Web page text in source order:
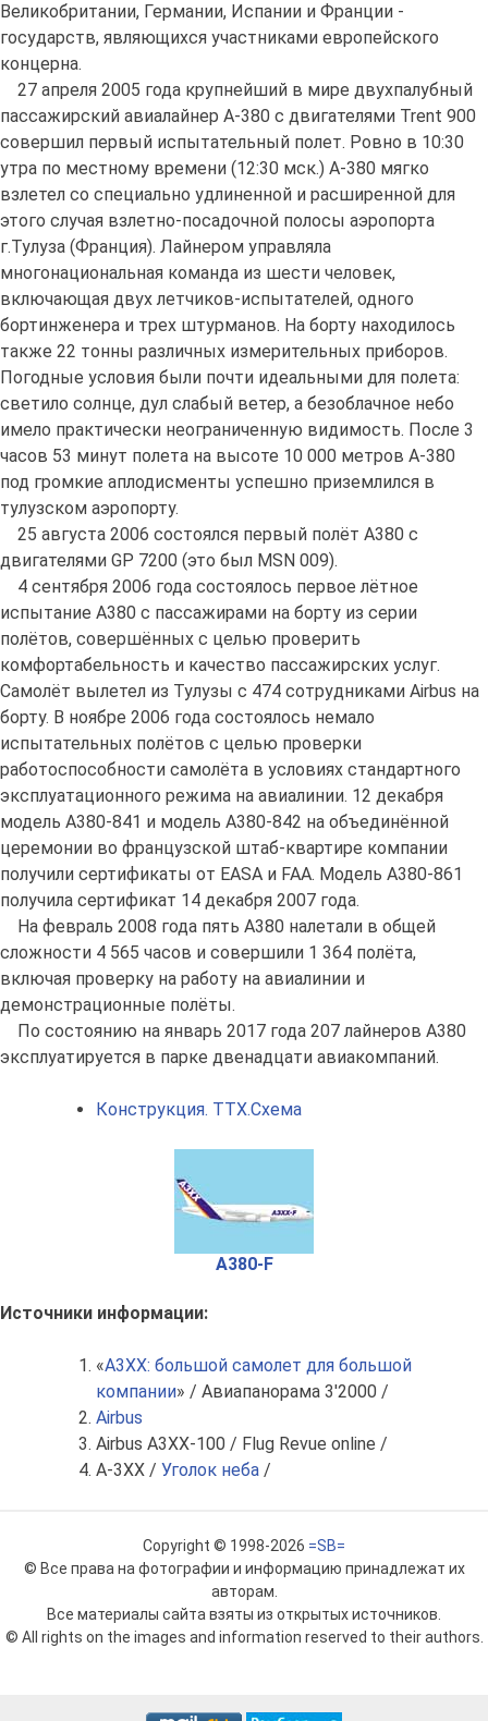
Великобритании, Германии, Испании и Франции -
государств, являющихся участниками европейского
концерна.
27 апреля 2005 года крупнейший в мире двухпалубный
пассажирский авиалайнер А-380 с двигателями Trent 900
совершил первый испытательный полет. Ровно в 10:30
утра по местному времени (12:30 мск.) А-380 мягко
взлетел со специально удлиненной и расширенной для
этого случая взлетно-посадочной полосы аэропорта
г.Тулуза (Франция). Лайнером управляла
многонациональная команда из шести человек,
включающая двух летчиков-испытателей, одного
бортинженера и трех штурманов. На борту находилось
также 22 тонны различных измерительных приборов.
Погодные условия были почти идеальными для полета:
светило солнце, дул слабый ветер, а безоблачное небо
имело практически неограниченную видимость. После 3
часов 53 минут полета на высоте 10 000 метров А-380
под громкие аплодисменты успешно приземлился в
тулузском аэропорту.
25 августа 2006 состоялся первый полёт A380 с
двигателями GP 7200 (это был MSN 009).
4 сентября 2006 года состоялось первое лётное
испытание A380 с пассажирами на борту из серии
полётов, совершённых с целью проверить
комфортабельность и качество пассажирских услуг.
Самолёт вылетел из Тулузы с 474 сотрудниками Airbus на
борту. В ноябре 2006 года состоялось немало
испытательных полётов с целью проверки
работоспособности самолёта в условиях стандартного
эксплуатационного режима на авиалинии. 12 декабря
модель A380-841 и модель A380-842 на объединённой
церемонии во французской штаб-квартире компании
получили сертификаты от EASA и FAA. Модель A380-861
получила сертификат 14 декабря 2007 года.
На февраль 2008 года пять A380 налетали в общей
сложности 4 565 часов и совершили 1 364 полёта,
включая проверку на работу на авиалинии и
демонстрационные полёты.
По состоянию на январь 2017 года 207 лайнеров А380
эксплуатируется в парке двенадцати авиакомпаний.
Конструкция. ТТХ.Схема
A380-F
Источники информации:
«А3ХХ: большой самолет для большой
компании» / Авиапанорама 3'2000 /
Airbus
Airbus A3XX-100 / Flug Revue online /
A-3XX / Уголок неба /
Copyright © 1998-2026 =SB=
© Все права на фотографии и информацию принадлежат их
авторам.
Все материалы сайта взяты из открытых источников.
© All rights on the images and information reserved to their authors.